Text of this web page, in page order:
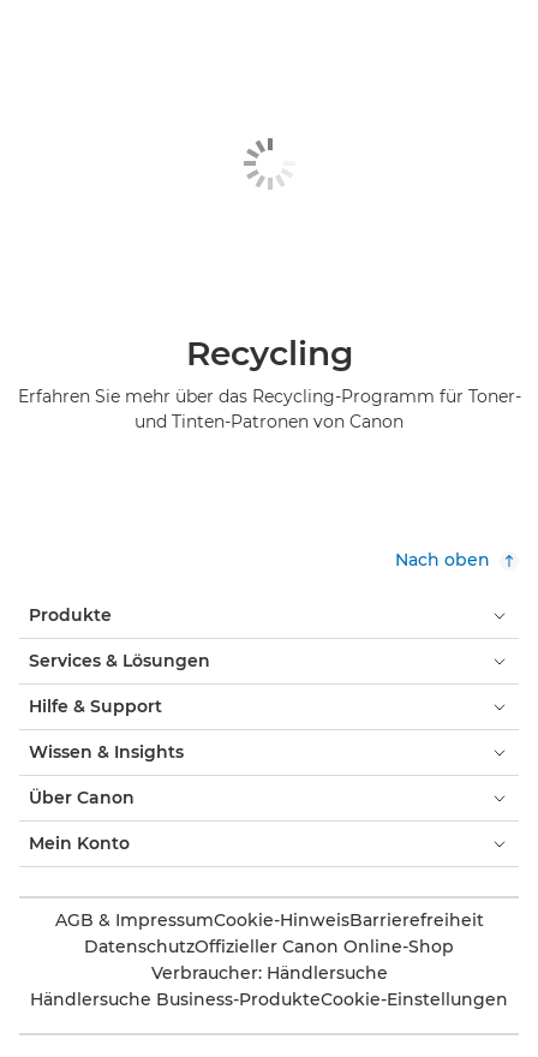
Recycling
Erfahren Sie mehr über das Recycling-Programm für Toner-
und Tinten-Patronen von Canon
Nach oben
Produkte
Services & Lösungen
Hilfe & Support
Wissen & Insights
Über Canon
Mein Konto
AGB & ImpressumCookie-HinweisBarrierefreiheit
DatenschutzOffizieller Canon Online-Shop
Verbraucher: Händlersuche
Händlersuche Business-ProdukteCookie-Einstellungen